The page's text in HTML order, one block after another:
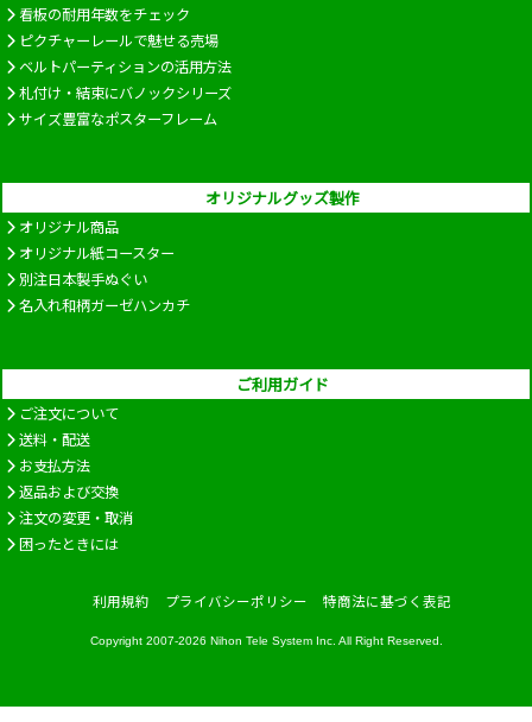
看板の耐用年数をチェック
ピクチャーレールで魅せる売場
ベルトパーティションの活用方法
札付け・結束にバノックシリーズ
サイズ豊富なポスターフレーム
オリジナルグッズ製作
オリジナル商品
オリジナル紙コースター
別注日本製手ぬぐい
名入れ和柄ガーゼハンカチ
ご利用ガイド
ご注文について
送料・配送
お支払方法
返品および交換
注文の変更・取消
困ったときには
利用規約 プライバシーポリシー 特商法に基づく表記
Copyright 2007-2026 Nihon Tele System Inc. All Right Reserved.